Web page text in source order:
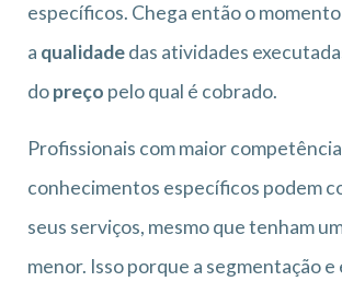
específicos. Chega então o
a qualidadedas atividades
dopreço pelo qual é cobrado.
Profissionais com maior
conhecimentos específicos podem
seus serviços, mesmo que tenham
menor. Isso porque a segmentação e